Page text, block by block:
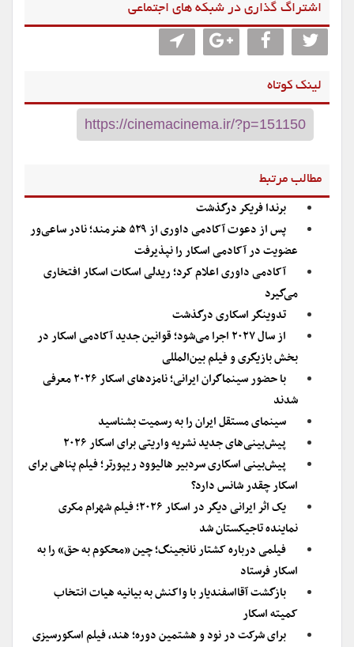
اشتراگ گذاری در شبکه های اجتماعی
لینک کوتاه
مطالب مرتبط
برندا فریکر درگذشت
پس از دعوت آکادمی داوری از ۵۲۹ هنرمند؛ نادر ساعی‌ور
عضویت در آکادمی اسکار را نپذیرفت
آکادمی داوری اعلام کرد؛ ریدلی اسکات اسکار افتخاری
می‌گیرد
تدوینگر اسکاری درگذشت
از سال ۲۰۲۷ اجرا می‌شود؛ قوانین جدید آکادمی اسکار در
بخش بازیگری و فیلم بین‌المللی
با حضور سینماگران ایرانی؛ نامزدهای اسکار ۲۰۲۶ معرفی
شدند
سینمای مستقل ایران را به رسمیت بشناسید
پیش‌بینی‌های جدید نشریه واریتی برای اسکار ۲۰۲۶
پیش‌بینی اسکاری سردبیر هالیوود ریپورتر؛ فیلم پناهی برای
اسکار چقدر شانس دارد؟
یک اثر ایرانی دیگر در اسکار ۲۰۲۶؛ فیلم شهرام مکری
نماینده تاجیکستان شد
فیلمی درباره کشتار نانجینگ؛ چین «محکوم به حق» را به
اسکار فرستاد
بازگشت آقااسفندیار با واکنش به بیانیه هیات انتخاب
کمیته اسکار
برای شرکت در نود و هشتمین دوره؛ هند، فیلم اسکورسیزی